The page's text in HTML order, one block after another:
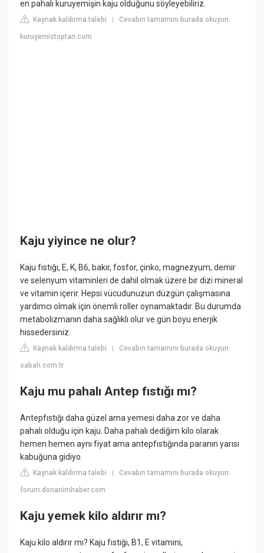
en pahalı kuruyemişin kaju olduğunu söyleyebiliriz.
Kaynak kaldırma talebi |Cevabın tamamını burada okuyun:
kuruyemistoptan.com
Kaju yiyince ne olur?
Kaju fıstığı, E, K, B6, bakır, fosfor, çinko, magnezyum, demir
ve selenyum vitaminleri de dahil olmak üzere bir dizi mineral
ve vitamin içerir. Hepsi vücudunuzun düzgün çalışmasına
yardımcı olmak için önemli roller oynamaktadır. Bu durumda
metabolizmanın daha sağlıklı olur ve gün boyu enerjik
hissedersiniz.
Kaynak kaldırma talebi |Cevabın tamamını burada okuyun:
sabah.com.tr
Kaju mu pahalı Antep fıstığı mı?
Antepfıstığı daha güzel ama yemesi daha zor ve daha
pahalı olduğu için kaju. Daha pahalı dediğim kilo olarak
hemen hemen aynı fiyat ama antepfıstığında paranın yarısı
kabuğuna gidiyo.
Kaynak kaldırma talebi |Cevabın tamamını burada okuyun:
forum.donanimhaber.com
Kaju yemek kilo aldırır mı?
Kaju kilo aldırır mı? Kaju fıstığı, B1, E vitamini,